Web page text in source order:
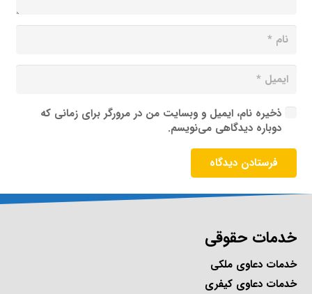
ذخیره نام، ایمیل و وبسایت من در مرورگر برای زمانی که
دوباره دیدگاهی می‌نویسم.
فرستادن دیدگاه
خدمات حقوقی
خدمات دعاوی ملکی
خدمات دعاوی کیفری